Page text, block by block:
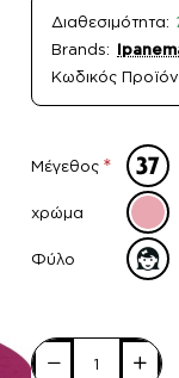
Διαθεσιμότητα:
Brands:
Κωδικός
Μέγεθος
χρώμα
Φύλο